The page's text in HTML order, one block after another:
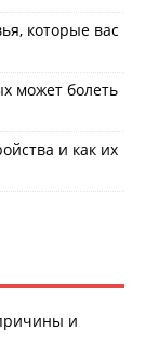
которые вас
может болеть
и как их
и